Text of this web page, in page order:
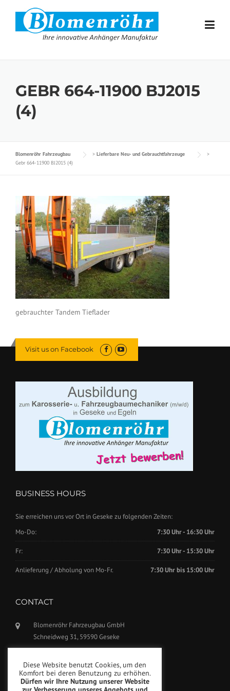
Skip to content
GEBR 664-11900 BJ2015
(4)
Blomenröhr Fahrzeugbau > Lieferbare Neu- und Gebrauchtfahrzeuge
>
Gebr 664-11900 BJ2015 (4)
gebrauchter Tandem Tieflader
Visit us on Facebook
BUSINESS HOURS
Sie erreichen uns vor Ort in Geseke zu folgenden Zeiten:
Mo-Do:
7:30 Uhr - 16:30 Uhr
Fr: 7:30 Uhr - 15:30 Uhr
Anlieferung / Abholung von Mo-Fr. 7:30 Uhr bis 15:00 Uhr
CONTACT
Blomenröhr Fahrzeugbau GmbH
Schneidweg 31, 59590 Geseke
Fax: +49(0)2942-5799777
info@blomenroehr.com
Diese Website benutzt Cookies, um den
Komfort bei deren Benutzung zu erhöhen.
Dürfen wir Ihre Nutzung unserer Website